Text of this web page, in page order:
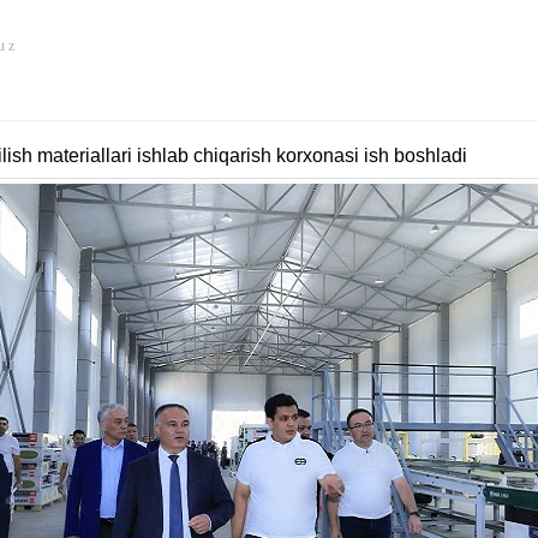
z
materiallari ishlab chiqarish korxonasi ish boshladi